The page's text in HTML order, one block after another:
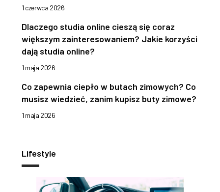
1 czerwca 2026
Dlaczego studia online cieszą się coraz
większym zainteresowaniem? Jakie korzyści
dają studia online?
1 maja 2026
Co zapewnia ciepło w butach zimowych? Co
musisz wiedzieć, zanim kupisz buty zimowe?
1 maja 2026
Lifestyle